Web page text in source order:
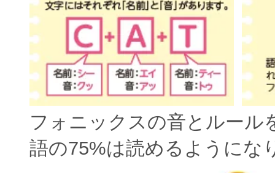
フォニックスの音とルール
語の75%は読めるようにな